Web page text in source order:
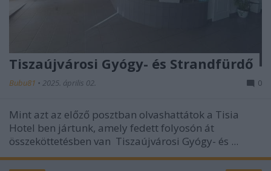
Tiszaújvárosi Gyógy- és Strandfürdő
Bubu81 • 2025. április 02. 0
Mint azt az előző posztban olvashattátok a Tisia
Hotel ben jártunk, amely fedett folyosón át
összeköttetésben van Tiszaújvárosi Gyógy- és ...